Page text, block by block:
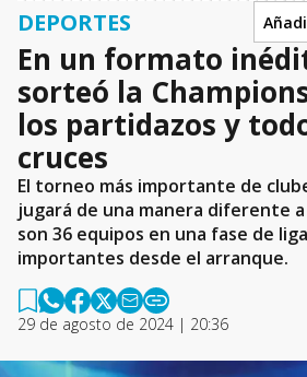
DEPORTES
En un formato
sorteó la
los partidazos y
cruces
El torneo más importante de
jugará de una manera diferente
son 36 equipos en una fase de
importantes desde el arranque.
29 de agosto de 2024 | 20:36